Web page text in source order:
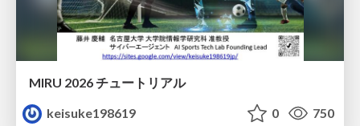
MIRU 2026 チュートリアル
keisuke198619
0 750